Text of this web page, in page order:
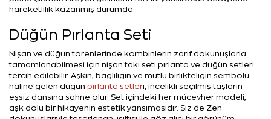
hareketlilik kazanmış durumda.
Düğün Pırlanta Seti
Nişan ve düğün törenlerinde kombinlerin zarif dokunuşlarla
tamamlanabilmesi için nişan takı seti pırlanta ve düğün setleri
tercih edilebilir. Aşkın, bağlılığın ve mutlu birlikteliğin sembolü
haline gelen düğün pırlanta setleri, incelikli seçilmiş taşların
eşsiz dansına sahne olur. Set içindeki her mücevher modeli,
aşk dolu bir hikayenin estetik yansımasıdır. Siz de Zen